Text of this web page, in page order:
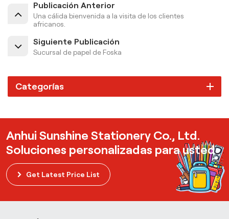
Publicación Anterior
Una cálida bienvenida a la visita de los clientes
africanos.
Siguiente Publicación
Sucursal de papel de Foska
Categorías
Anhui Sunshine Stationery Co., Ltd.
Soluciones personalizadas para usted
Get Latest Price List